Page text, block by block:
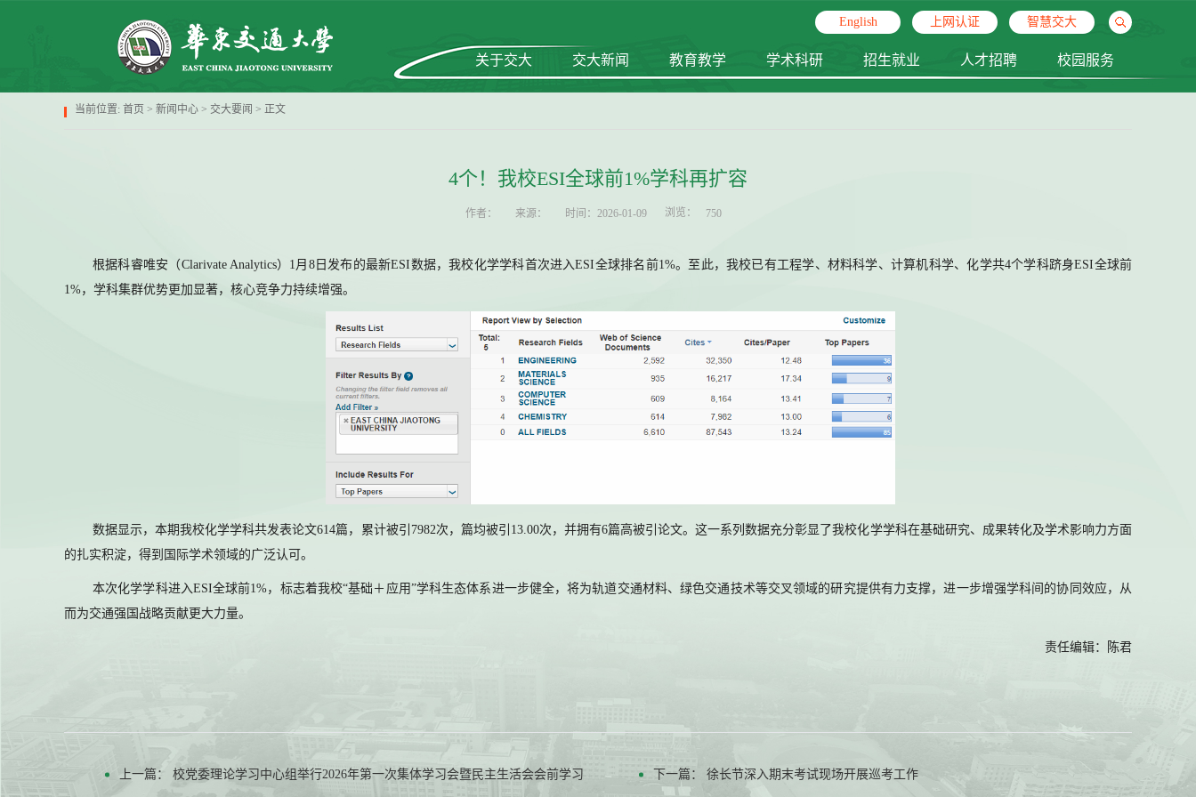
English 上网认证 智慧交大
关于交大 交大新闻 教育教学 学术科研 招生就业 人才招聘 校园服务
当前位置: 首页 > 新闻中心 > 交大要闻 > 正文
4个！我校ESI全球前1%学科再扩容
作者： 来源： 时间：2026-01-09 浏览： 750
根据科睿唯安（Clarivate Analytics）1月8日发布的最新ESI数据，我校化学学科首次进入ESI全球排名前1%。至此，我校已有工程学、材料科学、计算机科学、化学共4个学科跻身ESI全球前
1%，学科集群优势更加显著，核心竞争力持续增强。
数据显示，本期我校化学学科共发表论文614篇，累计被引7982次，篇均被引13.00次，并拥有6篇高被引论文。这一系列数据充分彰显了我校化学学科在基础研究、成果转化及学术影响力方面
的扎实积淀，得到国际学术领域的广泛认可。
本次化学学科进入ESI全球前1%，标志着我校“基础＋应用”学科生态体系进一步健全，将为轨道交通材料、绿色交通技术等交叉领域的研究提供有力支撑，进一步增强学科间的协同效应，从
而为交通强国战略贡献更大力量。
责任编辑：陈君
上一篇： 校党委理论学习中心组举行2026年第一次集体学习会暨民主生活会会前学习 下一篇： 徐长节深入期末考试现场开展巡考工作